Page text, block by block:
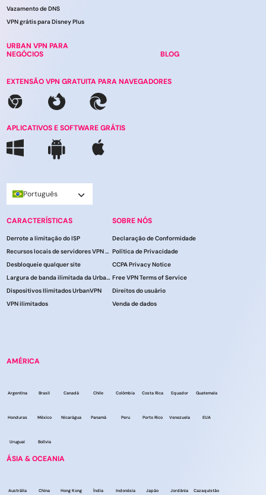
Vazamento de DNS
VPN grátis para Disney Plus
URBAN VPN PARA
NEGÓCIOS
BLOG
EXTENSÃO VPN GRATUITA PARA NAVEGADORES
APLICATIVOS E SOFTWARE GRÁTIS
Português
CARACTERÍSTICAS
Derrote a limitação do ISP
Recursos locais de servidores VPN do UrbanVPN
Desbloqueie qualquer site
Largura de banda ilimitada da UrbanVPN
Dispositivos Ilimitados UrbanVPN
VPN ilimitados
SOBRE NÓS
Declaração de Conformidade
Política de Privacidade
CCPA Privacy Notice
Free VPN Terms of Service
Direitos do usuário
Venda de dados
AMÉRICA
Argentina Brasil Canadá Chile Colômbia Costa Rica Equador Guatemala
Honduras México Nicarágua Panamá Peru Porto Rico Venezuela EUA
Uruguai Bolívia
ÁSIA & OCEANIA
Austrália China Hong Kong Índia Indonésia Japão Jordânia Cazaquistão